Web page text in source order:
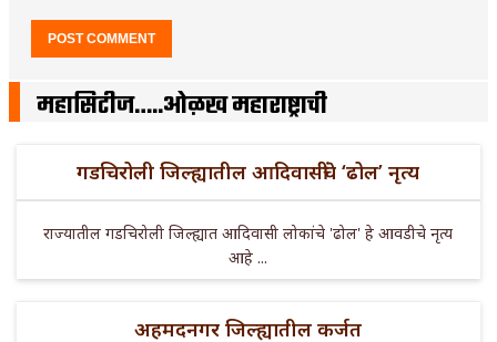
महासिटीज…..ओळख महाराष्ट्राची
गडचिरोली जिल्ह्यातील आदिवासींचे ‘ढोल’ नृत्य
राज्यातील गडचिरोली जिल्ह्यात आदिवासी लोकांचे 'ढोल' हे आवडीचे नृत्य
आहे ...
अहमदनगर जिल्ह्यातील कर्जत